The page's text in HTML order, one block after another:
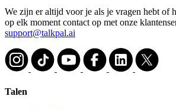
We zijn er altijd voor je als je vragen hebt of
op elk moment contact op met onze
support@talkpal.ai
Talen